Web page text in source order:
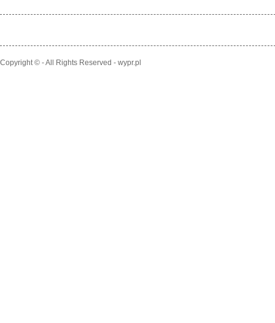
Copyright © - All Rights Reserved - wypr.pl